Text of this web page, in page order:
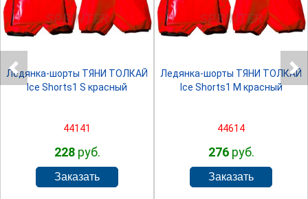
SPRINTER
Ледянка-шорты ТЯНИ ТОЛКАЙ
Ice Shorts1 S красный
44141
228руб.
SPRINTER
Ледянка-шорты ТЯНИ ТОЛКАЙ
Ice Shorts1 M красный
44614
276руб.